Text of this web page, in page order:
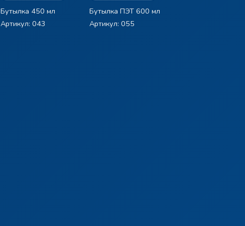
Бутылка 450 мл
Артикул: 043
Бутылка ПЭТ 600 мл
Артикул: 055